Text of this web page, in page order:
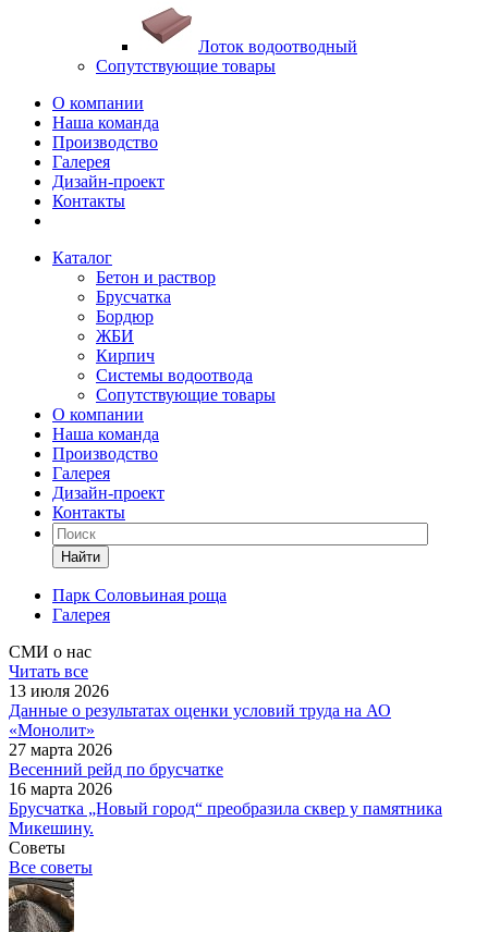
Лоток водоотводный
Сопутствующие товары
О компании
Наша команда
Производство
Галерея
Дизайн-проект
Контакты
Каталог
Бетон и раствор
Брусчатка
Бордюр
ЖБИ
Кирпич
Системы водоотвода
Сопутствующие товары
О компании
Наша команда
Производство
Галерея
Дизайн-проект
Контакты
Найти
Парк Соловьиная роща
Галерея
СМИ о нас
Читать все
13 июля 2026
Данные о результатах оценки условий труда на АО
«Монолит»
27 марта 2026
Весенний рейд по брусчатке
16 марта 2026
Брусчатка „Новый город“ преобразила сквер у памятника
Микешину.
Советы
Все советы